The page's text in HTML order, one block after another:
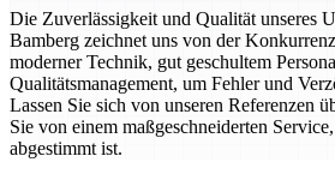
Die Zuverlässigkeit und Qualität unseres
Bamberg zeichnet uns von der
moderner Technik, gut geschultem
Qualitätsmanagement, um Fehler und
Lassen Sie sich von unseren Referenzen
Sie von einem maßgeschneiderten
abgestimmt ist.